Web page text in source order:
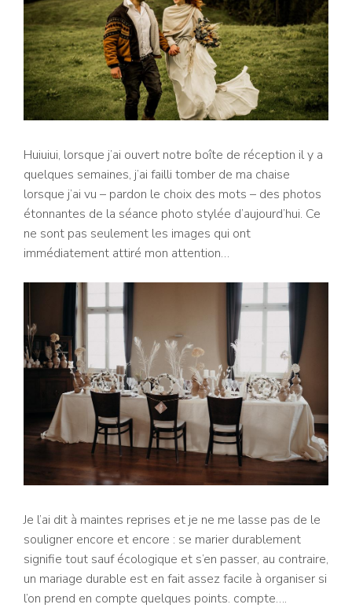
Huiuiui, lorsque j’ai ouvert notre boîte de réception il y a
quelques semaines, j’ai failli tomber de ma chaise
lorsque j’ai vu – pardon le choix des mots – des photos
étonnantes de la séance photo stylée d’aujourd’hui. Ce
ne sont pas seulement les images qui ont
immédiatement attiré mon attention…
Je l’ai dit à maintes reprises et je ne me lasse pas de le
souligner encore et encore : se marier durablement
signifie tout sauf écologique et s’en passer, au contraire,
un mariage durable est en fait assez facile à organiser si
l’on prend en compte quelques points. compte….